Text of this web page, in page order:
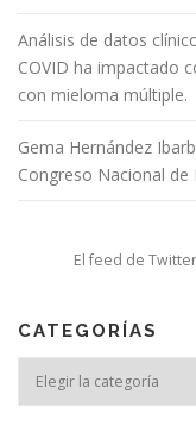
Análisis de datos
COVID ha impactado
con mieloma múltiple.
Gema Hernández
Congreso Nacional de
El feed de
CATEGORÍAS